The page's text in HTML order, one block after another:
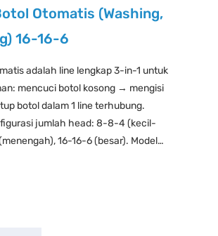
Otomatis (Washing,
16-16-6
adalah line lengkap 3-in-1 untuk
mencuci botol kosong → mengisi
botol dalam 1 line terhubung.
jumlah head: 8-8-4 (kecil-
16-16-6 (besar). Model…